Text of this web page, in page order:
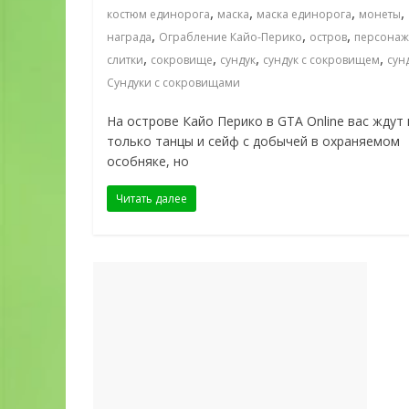
костюм единорога, маска, маска единорога, монеты,
награда, Ограбление Кайо-Перико, остров, персонаж
слитки, сокровище, сундук, сундук с сокровищем,
Сундуки с сокровищами
На острове Кайо Перико в GTA Online вас ждут
только танцы и сейф с добычей в охраняемом
особняке, но
Читать далее